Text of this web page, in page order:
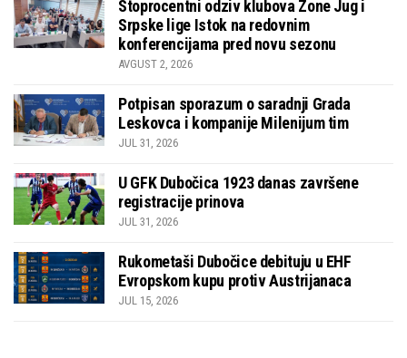
Stoprocentni odziv klubova Zone Jug i
Srpske lige Istok na redovnim
konferencijama pred novu sezonu
AVGUST 2, 2026
Potpisan sporazum o saradnji Grada
Leskovca i kompanije Milenijum tim
JUL 31, 2026
U GFK Dubočica 1923 danas završene
registracije prinova
JUL 31, 2026
Rukometaši Dubočice debituju u EHF
Evropskom kupu protiv Austrijanaca
JUL 15, 2026